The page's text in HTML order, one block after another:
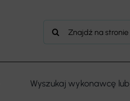
Szukaj
Wyszukaj wykonawcę